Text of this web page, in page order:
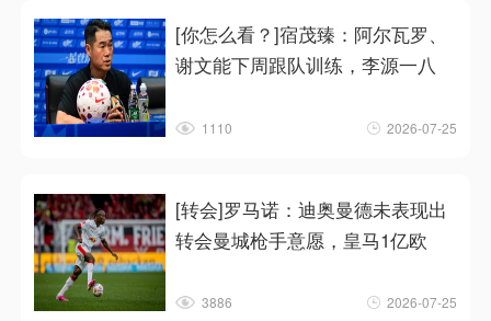
[你怎么看？]宿茂臻：阿尔瓦罗、
谢文能下周跟队训练，李源一八
1110 2026-07-25
[转会]罗马诺：迪奥曼德未表现出
转会曼城枪手意愿，皇马1亿欧
3886 2026-07-25